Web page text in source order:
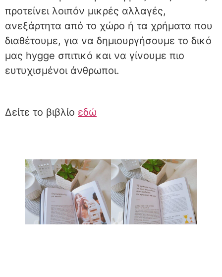
προτείνει λοιπόν μικρές αλλαγές,
ανεξάρτητα από το χώρο ή τα χρήματα που
διαθέτουμε, για να δημιουργήσουμε το δικό
μας hygge σπιτικό και να γίνουμε πιο
ευτυχισμένοι άνθρωποι.
Δείτε το βιβλίο εδώ